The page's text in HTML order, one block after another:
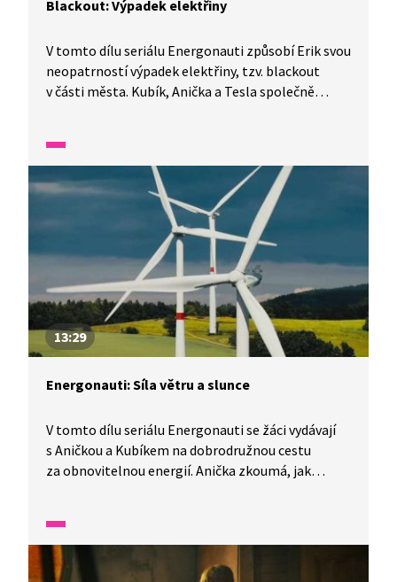
Blackout: Výpadek elektřiny
V tomto dílu seriálu Energonauti způsobí Erik svou
neopatrností výpadek elektřiny, tzv. blackout
v části města. Kubík, Anička a Tesla společně
Žáci pochopí, co se děje, když elektřina náhle
vypadne, jaké to má následky pro město i lidi
a proč je důležité se k energiím chovat
zodpovědně. Erik se zapojí do řešení problému a s
pomocí Kubíka a Aničky se jim podaří elektřinu
v městě znovu bezpečně obnovit.
13:29
Energonauti: Síla větru a slunce
V tomto dílu seriálu Energonauti se žáci vydávají
s Aničkou a Kubíkem na dobrodružnou cestu
za obnovitelnou energií. Anička zkoumá, jak
Teslou se učí, jak slunce a vítr mohou zásobovat
město elektřinou. Všímají si, kde v okolí stojí
solární panely a větrné turbíny, a vyzkoušejí si